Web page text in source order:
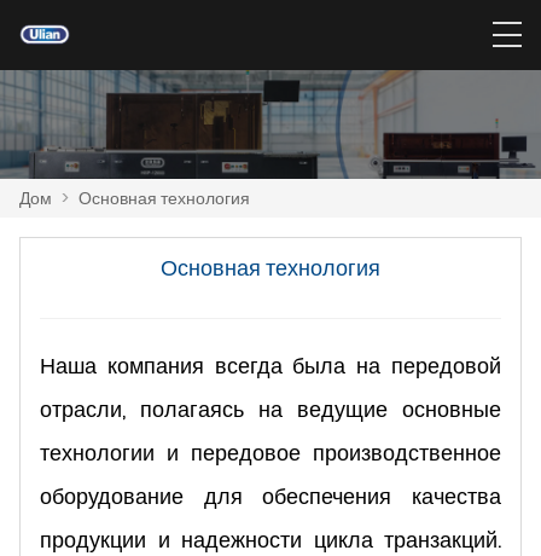
Дом > Основная технология
Основная технология
Наша компания всегда была на передовой
отрасли, полагаясь на ведущие основные
технологии и передовое производственное
оборудование для обеспечения качества
продукции и надежности цикла транзакций.